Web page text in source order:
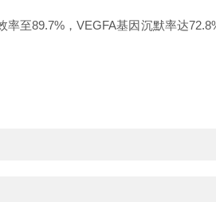
至89.7%，VEGFA基因沉默率达